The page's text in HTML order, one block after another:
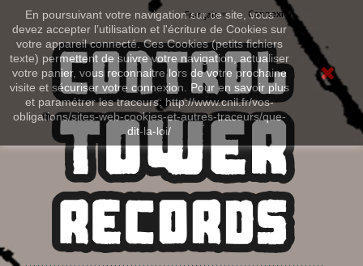
En poursuivant votre navigation sur ce site, vous
devez accepter l’utilisation et l'écriture de Cookies sur
votre appareil connecté. Ces Cookies (petits fichiers
texte) permettent de suivre votre navigation, actualiser
votre panier, vous reconnaitre lors de votre prochaine
visite et sécuriser votre connexion. Pour en savoir plus
et paramétrer les traceurs: http://www.cnil.fr/vos-
obligations/sites-web-cookies-et-autres-traceurs/que-
dit-la-loi/
Connexion
Français